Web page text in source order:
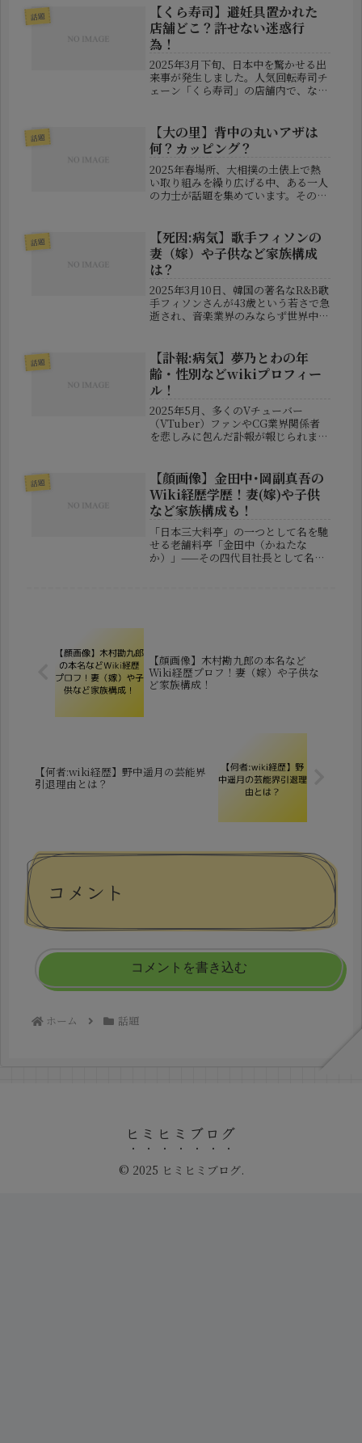
体的な詳細は公表されていません。こ
の突然の休演発表により、SNS...
話題
【くら寿司】避妊具置かれた
店舗どこ？許せない迷惑行
為！
2025年3月下旬、日本中を驚かせる出
来事が発生しました。人気回転寿司チ
ェーン「くら寿司」の店舗内で、なん
子を収めた写真がSNS「X（旧
Twitter）」に投稿され、瞬く間...
話題
【大の里】背中の丸いアザは
何？カッピング？
2025年春場所、大相撲の土俵上で熱
い取り組みを繰り広げる中、ある一人
の力士が話題を集めています。その人
や鋭い立ち合いだけでなく、今場所、
特にファンの視線を釘付けにしてい
る...
話題
【死因:病気】歌手フィソンの
妻（嫁）や子供など家族構成
は？
2025年3月10日、韓国の著名なR&B歌
手フィソンさんが43歳という若さで急
逝され、音楽業界のみならず世界中の
因や家族構成について、現在明らかに
なっている情報をまとめます...
話題
【訃報:病気】夢乃とわの年
齢・性別などwikiプロフィー
ル！
2025年5月、多くのVチューバー
（VTuber）ファンやCG業界関係者
を悲しみに包んだ訃報が報じられまし
性骨髄性白血病によりこの世を去った
というニュースは、ネットを中...
話題
【顔画像】金田中･岡副真吾の
Wiki経歴学歴！妻(嫁)や子供
など家族構成も！
「日本三大料亭」の一つとして名を馳
せる老舗料亭「金田中（かねたな
か）」——その四代目社長として名を
【顔画像】木村勘九郎の本名など
Wiki経歴プロフ！妻（嫁）や子供な
ど家族構成！
【何者:wiki経歴】野中遥月の芸能界
引退理由とは？
コメント
コメントを書き込む
ホーム 話題
ヒミヒミブログ
© 2025 ヒミヒミブログ.